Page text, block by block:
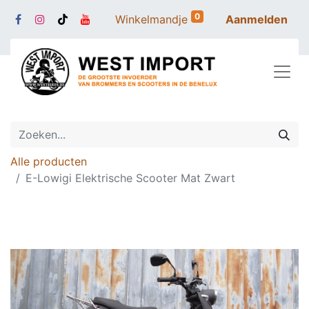
Winkelmandje 0 Aanmelden
Alle producten
E-Lowigi Elektrische Scooter Mat Zwart